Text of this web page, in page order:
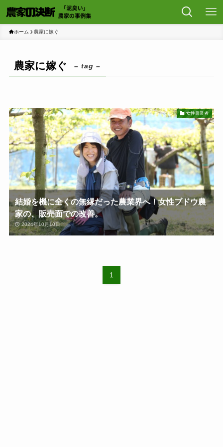
ホーム 農家に嫁ぐ
農家に嫁ぐ – tag –
女性農業者
結婚を機に全くの無縁だった農業界へ！女性ブドウ農
家の、販売面での改善。
2024年10月10日
1